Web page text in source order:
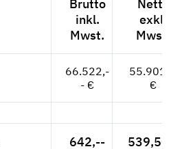
Brutto
inkl.
Mwst.
Netto
exkl.
Mwst.
66.522,-
- €
55.901,--
€
642,-- 539,50 €